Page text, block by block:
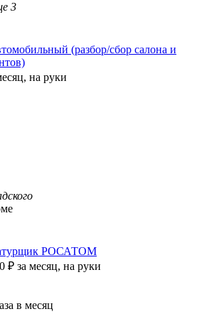
3
(разбор/сбор салона и
на руки
РОСАТОМ
₽ за месяц, на руки
в месяц